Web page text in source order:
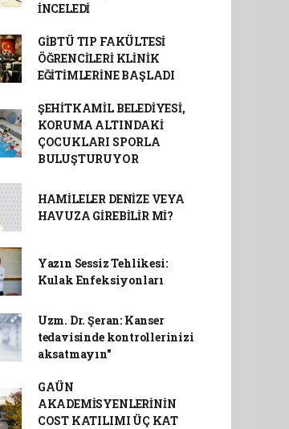
İNCELEDİ
GİBTÜ TIP FAKÜLTESİ
ÖĞRENCİLERİ KLİNİK
EĞİTİMLERİNE BAŞLADI
ŞEHİTKAMİL BELEDİYESİ,
KORUMA ALTINDAKİ
ÇOCUKLARI SPORLA
BULUŞTURUYOR
HAMİLELER DENİZE VEYA
HAVUZA GİREBİLİR Mİ?
Yazın Sessiz Tehlikesi:
Kulak Enfeksiyonları
Uzm. Dr. Şeran: Kanser
tedavisinde kontrollerinizi
aksatmayın"
GAÜN
AKADEMİSYENLERİNİN
COST KATILIMI ÜÇ KAT